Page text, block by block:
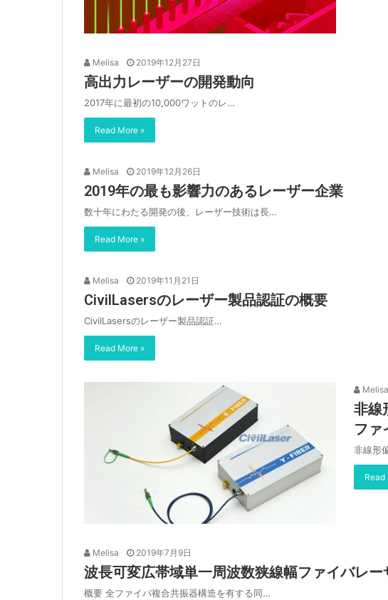
Melisa 2019年12月27日
高出力レーザーの開発動向
2017年に最初の10,000ワットのレ…
Read More »
Melisa 2019年12月26日
2019年の最も影響力のあるレーザー企業
数十年にわたる開発の後、レーザー技術は長…
Read More »
Melisa 2019年11月21日
CivilLasersのレーザー製品認証の概要
CivilLasersのレーザー製品認証…
Read More »
Melisa
非線
ファ
非線形
Read
Melisa 2019年7月9日
波長可変広帯域単一周波数狭線幅ファイバレー
概要 全ファイバ複合共振器構造を有する同…